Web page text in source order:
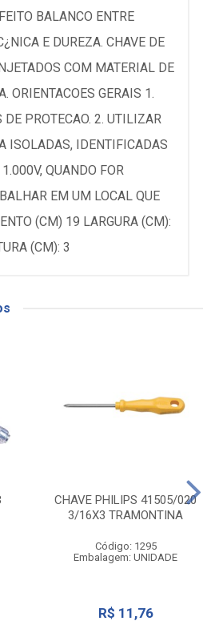
BALANCO ENTRE
E DUREZA. CHAVE DE
COM MATERIAL DE
ORIENTACOES GERAIS 1.
PROTECAO. 2. UTILIZAR
ISOLADAS, IDENTIFICADAS
QUANDO FOR
EM UM LOCAL QUE
(CM) 19 LARGURA (CM):
(CM): 3
CHAVE PHILIPS 41505/020
3/16X3 TRAMONTINA
Código: 1295
Embalagem: UNIDADE
R$ 11,76